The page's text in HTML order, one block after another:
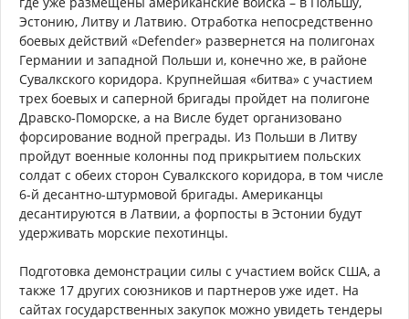
Эстонию, Литву и Латвию. Отработка непосредственно
боевых действий «Defender» развернется на полигонах
Германии и западной Польши и, конечно же, в районе
Сувалкского коридора. Крупнейшая «битва» с участием
трех боевых и саперной бригады пройдет на полигоне
Дравско-Поморске, а на Висле будет организовано
форсирование водной преграды. Из Польши в Литву
пройдут военные колонны под прикрытием польских
солдат с обеих сторон Сувалкского коридора, в том числе
6-й десантно-штурмовой бригады. Американцы
десантируются в Латвии, а форпосты в Эстонии будут
удерживать морские пехотинцы.
Подготовка демонстрации силы с участием войск США, а
также 17 других союзников и партнеров уже идет. На
сайтах государственных закупок можно увидеть тендеры